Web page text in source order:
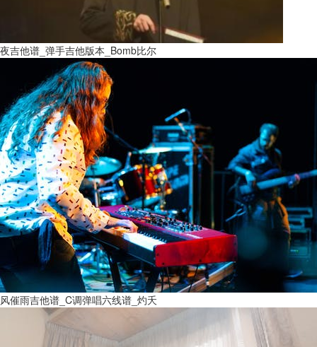
夜吉他谱_弹手吉他版本_Bomb比尔
风催雨吉他谱_C调弹唱六线谱_灼夭